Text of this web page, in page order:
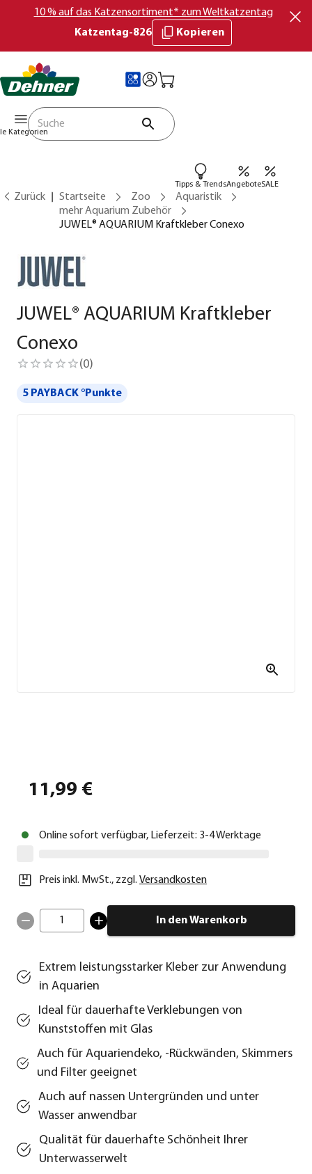
10 % auf das Katzensortiment* zum Weltkatzentag
Katzentag-826
Kopieren
Kategorien
Tipps & TrendsAngeboteSALE
Zurück Startseite Zoo
Aquaristik
mehr Aquarium Zubehör
JUWEL® AQUARIUM Kraftkleber Conexo
JUWEL® AQUARIUM Kraftkleber
Conexo
(0)
5 PAYBACK °Punkte
11,99 €
Online sofort verfügbar, Lieferzeit: 3-4 Werktage
Preis inkl. MwSt., zzgl. Versandkosten
1 In den Warenkorb
Extrem leistungsstarker Kleber zur Anwendung
in Aquarien
Ideal für dauerhafte Verklebungen von
Kunststoffen mit Glas
Auch für Aquariendeko, -Rückwänden, Skimmers
und Filter geeignet
Auch auf nassen Untergründen und unter
Wasser anwendbar
Qualität für dauerhafte Schönheit Ihrer
Unterwasserwelt